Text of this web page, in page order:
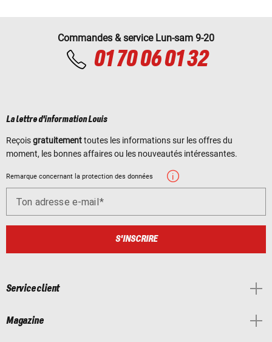
Commandes & service Lun-sam 9-20
01 70 06 01 32
La lettre d'information Louis
Reçoisgratuitementtoutes les informations sur les offres du
moment, les bonnes affaires ou les nouveautés intéressantes.
Remarque concernant la protection des données
Ton adresse e-mail
S'INSCRIRE
Service client
Magazine